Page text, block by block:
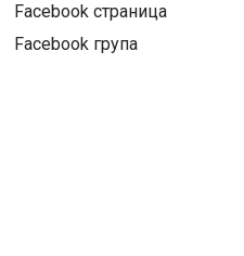
Facebook страница
Facebook група